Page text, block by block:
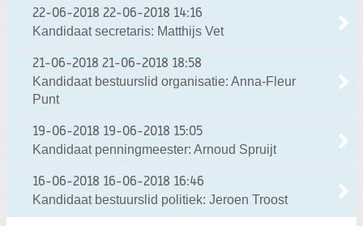
22-06-2018 22-06-2018 14:16
Kandidaat secretaris: Matthijs Vet
21-06-2018 21-06-2018 18:58
Kandidaat bestuurslid organisatie: Anna-Fleur
Punt
19-06-2018 19-06-2018 15:05
Kandidaat penningmeester: Arnoud Spruijt
16-06-2018 16-06-2018 16:46
Kandidaat bestuurslid politiek: Jeroen Troost